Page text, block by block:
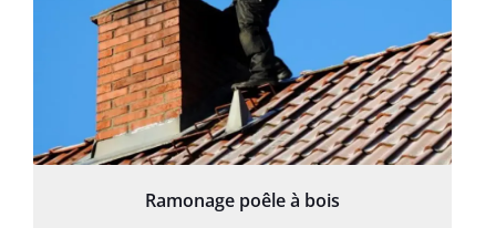
Ramonage poêle à bois